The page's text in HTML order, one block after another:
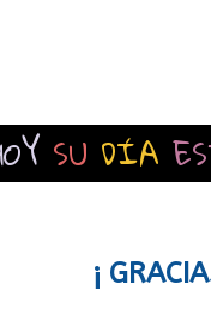
SU DÍA
¡